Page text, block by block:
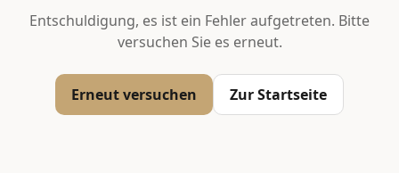
Entschuldigung, es ist ein Fehler aufgetreten. Bitte
versuchen Sie es erneut.
Erneut versuchen Zur Startseite